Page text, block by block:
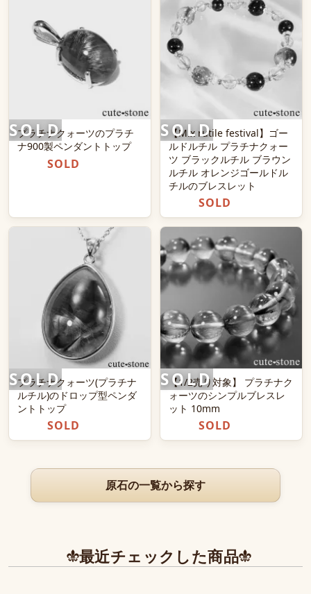
プラチナクォーツのプラチ
ナ900製ペンダントトップ
【Mix rutile festival】ゴー
ルドルチル プラチナクォー
ツ ブラックルチル ブラウン
ルチル オレンジゴールドル
チルのブレスレット
プラチナクォーツ(プラチナ
ルチル)のドロップ型ペンダ
ントトップ
【1/2売り対象】 プラチナク
ォーツのシンプルブレスレ
ット 10mm
原石の一覧から探す
最近チェックした商品